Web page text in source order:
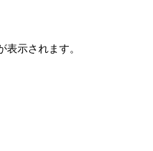
示されます。